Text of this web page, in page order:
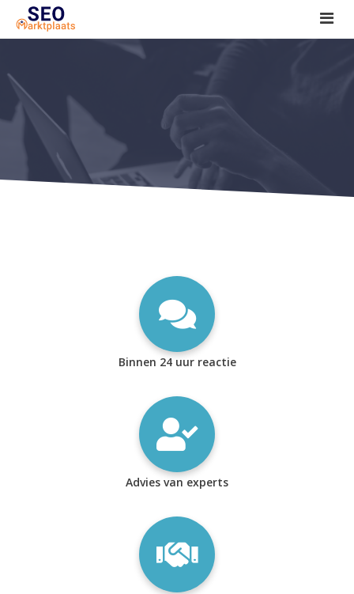
SEO tools reviews
Marketeer bij jou in de buurt?
Offerte
1. Seo voor beginners +
2. Onderzoeken +
Binnen 24 uur reactie
Advies van experts